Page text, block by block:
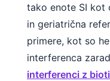
tako enote SI kot
in geriatrična
primere, kot so
interferenca
interferenci z